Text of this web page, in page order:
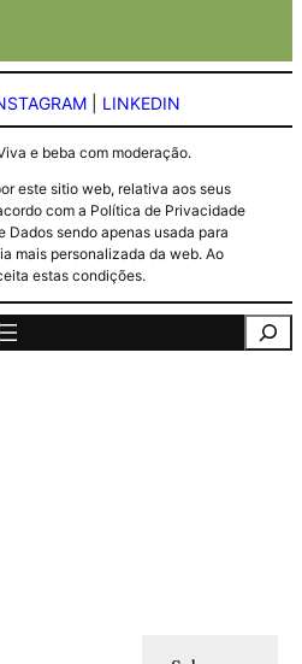
LINKEDIN
e beba com moderação.
este sitio web, relativa aos seus
com a Política de Privacidade
Dados sendo apenas usada para
mais personalizada da web. Ao
estas condições.